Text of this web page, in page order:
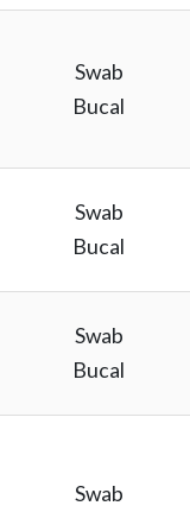
Swab
Bucal
Swab
Bucal
Swab
Bucal
Swab